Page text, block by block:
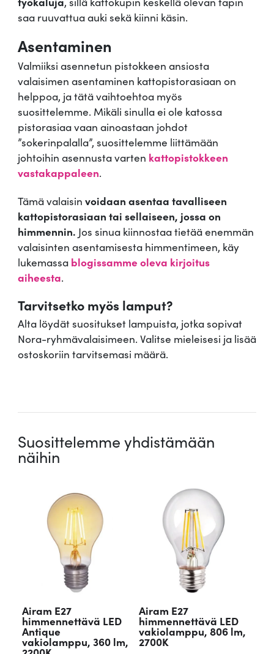
saa ruuvattua auki sekä kiinni käsin.
Asentaminen
Valmiiksi asennetun pistokkeen ansiosta
valaisimen asentaminen kattopistorasiaan on
helppoa, ja tätä vaihtoehtoa myös
suosittelemme. Mikäli sinulla ei ole katossa
pistorasiaa vaan ainoastaan johdot
”sokerinpalalla”, suosittelemme liittämään
johtoihin asennusta varten kattopistokkeen
vastakappaleen.
Tämä valaisin voidaan asentaa tavalliseen
kattopistorasiaan tai sellaiseen, jossa on
himmennin. Jos sinua kiinnostaa tietää enemmän
valaisinten asentamisesta himmentimeen, käy
lukemassa blogissamme oleva kirjoitus
aiheesta.
Tarvitsetko myös lamput?
Alta löydät suositukset lampuista, jotka sopivat
Nora-ryhmävalaisimeen. Valitse mieleisesi ja lisää
ostoskoriin tarvitsemasi määrä.
Suosittelemme yhdistämään
näihin
Airam E27
himmennettävä LED
Antique
vakiolamppu, 360 lm,
Airam E27
himmennettävä LED
vakiolamppu, 806 lm,
2700K